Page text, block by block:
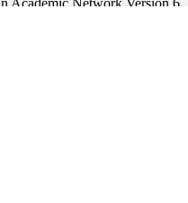
Academic Network Version 6